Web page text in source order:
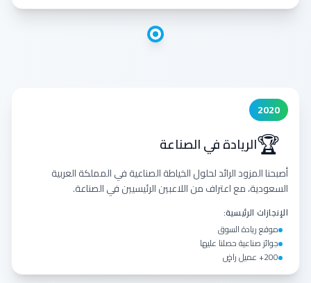
2020
🏆الريادة في الصناعة
أصبحنا المزود الرائد لحلول الخياطة الصناعية في المملكة العربية
السعودية، مع اعتراف من اللاعبين الرئيسيين في الصناعة.
الإنجازات الرئيسية:
موقع ريادة السوق
جوائز صناعية حصلنا عليها
200+ عميل راضٍ